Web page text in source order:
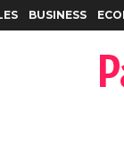
BUSINESS